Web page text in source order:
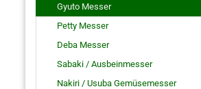
Gyuto Messer
Petty Messer
Deba Messer
Sabaki / Ausbeinmesser
Nakiri / Usuba Gemüsemesser